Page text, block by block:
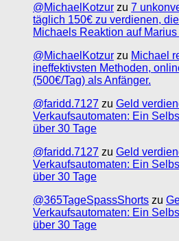
@MichaelKotzur zu 7
täglich 150€ zu verdienen, die
Michaels Reaktion auf Marius
@MichaelKotzur zu Michael
ineffektivsten Methoden,
(500€/Tag) als Anfänger.
@faridd.7127 zu Geld
Verkaufsautomaten: Ein
über 30 Tage
@faridd.7127 zu Geld
Verkaufsautomaten: Ein
über 30 Tage
@365TageSpassShorts zu
Verkaufsautomaten: Ein
über 30 Tage